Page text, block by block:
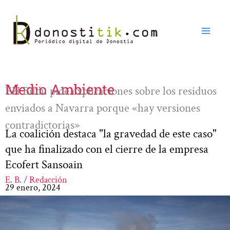
contenido
Medio Ambiente
EH Bildu pide explicaciones sobre los residuos
enviados a Navarra porque «hay versiones
contradictorias»
La coalición destaca "la gravedad de este caso"
que ha finalizado con el cierre de la empresa
Ecofert Sansoain
E. B. / Redacción
29 enero, 2024